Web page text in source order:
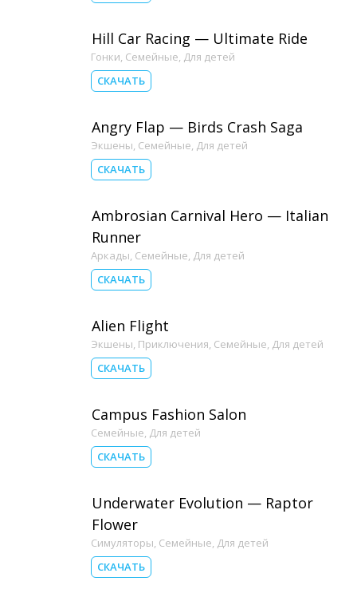
Hill Car Racing — Ultimate Ride
Гонки, Семейные, Для детей
СКАЧАТЬ
Angry Flap — Birds Crash Saga
Экшены, Семейные, Для детей
СКАЧАТЬ
Ambrosian Carnival Hero — Italian
Runner
Аркады, Семейные, Для детей
СКАЧАТЬ
Alien Flight
Экшены, Приключения, Семейные, Для детей
СКАЧАТЬ
Campus Fashion Salon
Семейные, Для детей
СКАЧАТЬ
Underwater Evolution — Raptor
Flower
Симуляторы, Семейные, Для детей
СКАЧАТЬ